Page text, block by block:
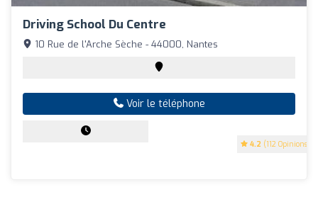
Driving School Du Centre
4.2 (112 Opinions)
10 Rue de l'Arche Sèche - 44000, Nantes
Voir le téléphone